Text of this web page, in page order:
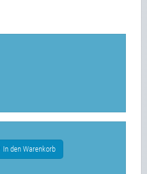
In den Warenkorb